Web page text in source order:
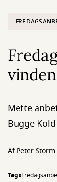
Mette
Bugge Kold
AfPeter
Tags